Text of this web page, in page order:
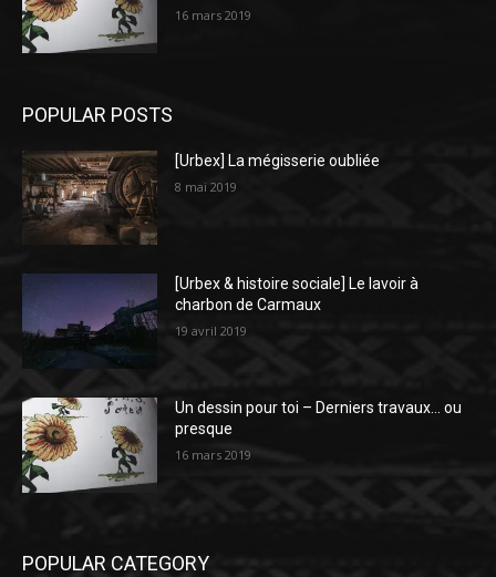
16 mars 2019
POPULAR POSTS
[Urbex] La mégisserie oubliée
8 mai 2019
[Urbex & histoire sociale] Le lavoir à
charbon de Carmaux
19 avril 2019
Un dessin pour toi – Derniers travaux… ou
presque
16 mars 2019
POPULAR CATEGORY